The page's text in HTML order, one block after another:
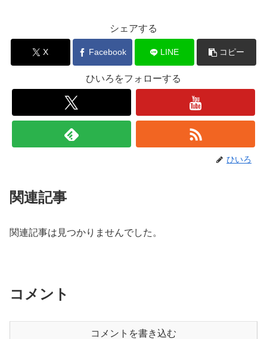
シェアする
X Facebook LINE コピー
ひいろをフォローする
ひいろ
関連記事
関連記事は見つかりませんでした。
コメント
コメントを書き込む